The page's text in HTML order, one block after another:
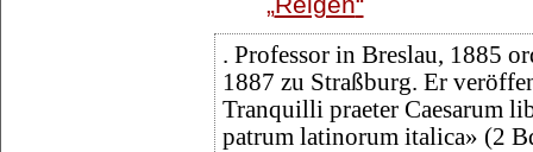
. Professor in Breslau, 1885
1887 zu Straßburg. Er
Tranquilli praeter Caesarum
patrum latinorum italica» (2